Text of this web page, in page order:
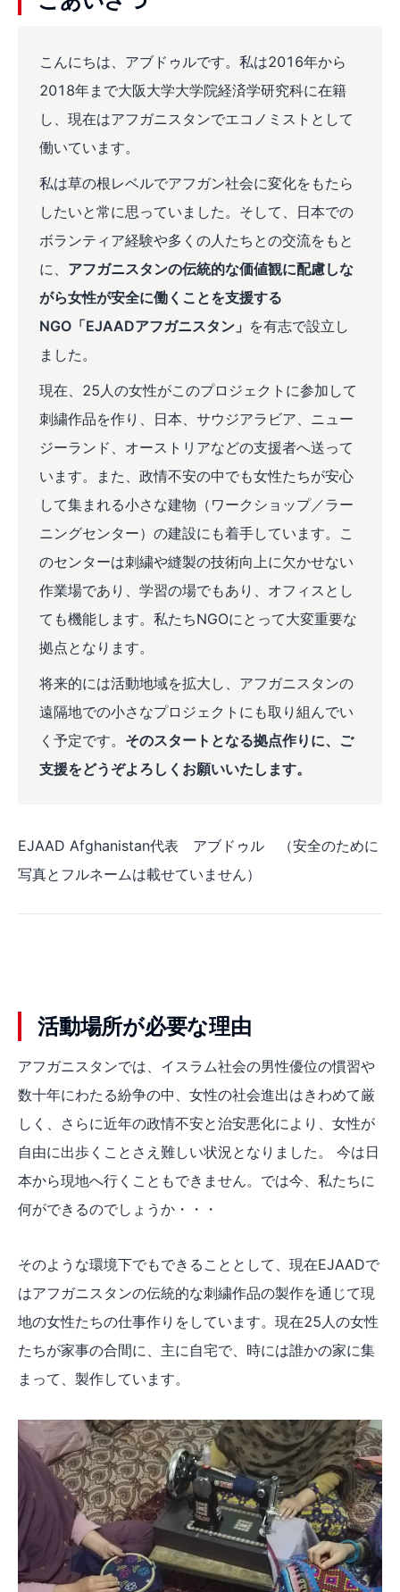
こんにちは、アブドゥルです。私は2016年から
2018年まで大阪大学大学院経済学研究科に在籍
し、現在はアフガニスタンでエコノミストとして
働いています。
私は草の根レベルでアフガン社会に変化をもたら
したいと常に思っていました。そして、日本での
ボランティア経験や多くの人たちとの交流をもと
に、 アフガニスタンの伝統的な価値観に配慮しな
がら女性が安全に働くことを支援する
NGO「EJAADアフガニスタン」 を有志で設立し
ました。
現在、25人の女性がこのプロジェクトに参加して
刺繍作品を作り、日本、サウジアラビア、ニュー
ジーランド、オーストリアなどの支援者へ送って
います。また、政情不安の中でも女性たちが安心
して集まれる小さな建物（ワークショップ／ラー
ニングセンター）の建設にも着手しています。こ
のセンターは刺繍や縫製の技術向上に欠かせない
作業場であり、学習の場でもあり、オフィスとし
ても機能します。私たちNGOにとって大変重要な
拠点となります。
将来的には活動地域を拡大し、アフガニスタンの
遠隔地での小さなプロジェクトにも取り組んでい
く予定です。 そのスタートとなる拠点作りに、ご
支援をどうぞよろしくお願いいたします。
EJAAD Afghanistan代表 アブドゥル （安全のために
写真とフルネームは載せていません）
活動場所が必要な理由
アフガニスタンでは、イスラム社会の男性優位の慣習や
数十年にわたる紛争の中、女性の社会進出はきわめて厳
しく、さらに近年の政情不安と治安悪化により、女性が
自由に出歩くことさえ難しい状況となりました。 今は日
本から現地へ行くこともできません。では今、私たちに
何ができるのでしょうか・・・
そのような環境下でもできることとして、 現在EJAADで
はアフガニスタンの伝統的な刺繍作品の製作を通じて現
地の女性たちの仕事作りをしています。 現在25人の女性
たちが家事の合間に、主に自宅で、時には誰かの家に集
まって、製作しています。